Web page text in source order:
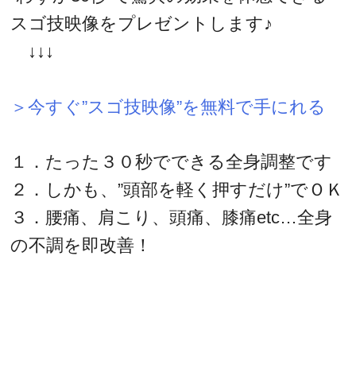
スゴ技映像をプレゼントします♪
↓↓↓
＞今すぐ”スゴ技映像”を無料で手にれる
１．たった３０秒でできる全身調整です
２．しかも、”頭部を軽く押すだけ”でＯＫ
３．腰痛、肩こり、頭痛、膝痛etc…全身
の不調を即改善！